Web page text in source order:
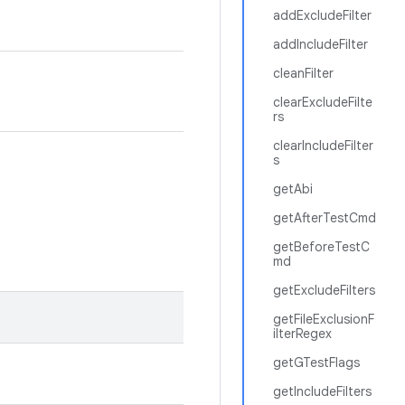
addExcludeFilter
addIncludeFilter
cleanFilter
clearExcludeFilte
rs
clearIncludeFilter
s
getAbi
getAfterTestCmd
getBeforeTestC
md
getExcludeFilters
getFileExclusionF
ilterRegex
getGTestFlags
getIncludeFilters